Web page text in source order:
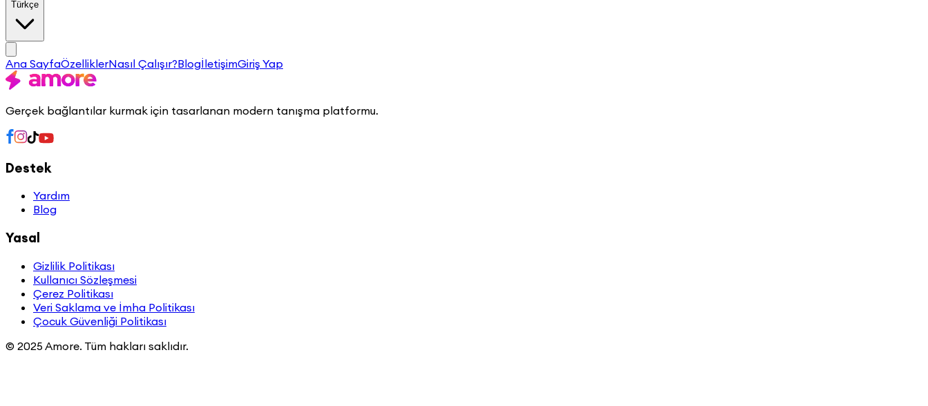
Türkçe
Ana SayfaÖzelliklerNasıl Çalışır?BlogİletişimGiriş Yap
Gerçek bağlantılar kurmak için tasarlanan modern tanışma platformu.
Destek
Yardım
Blog
Yasal
Gizlilik Politikası
Kullanıcı Sözleşmesi
Çerez Politikası
Veri Saklama ve İmha Politikası
Çocuk Güvenliği Politikası
© 2025 Amore. Tüm hakları saklıdır.